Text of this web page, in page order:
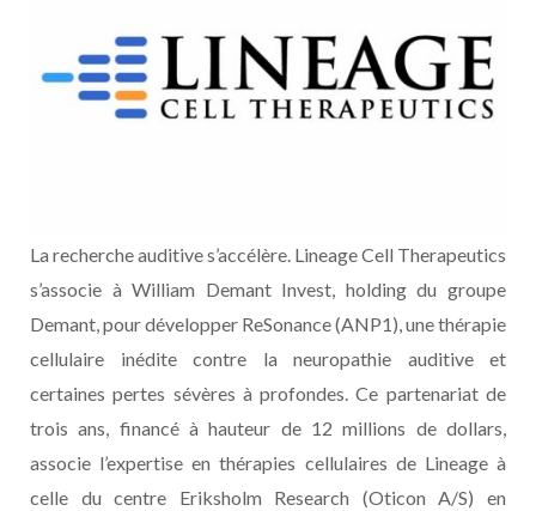
La recherche auditive s’accélère. Lineage Cell Therapeutics
s’associe à William Demant Invest, holding du groupe
Demant, pour développer ReSonance (ANP1), une thérapie
cellulaire inédite contre la neuropathie auditive et
certaines pertes sévères à profondes. Ce partenariat de
trois ans, financé à hauteur de 12 millions de dollars,
associe l’expertise en thérapies cellulaires de Lineage à
celle du centre Eriksholm Research (Oticon A/S) en